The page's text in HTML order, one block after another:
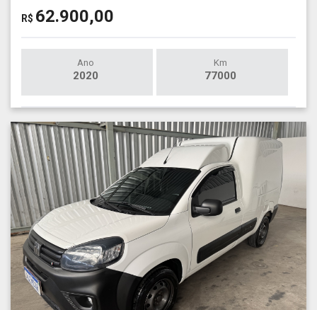
R$ 62.900,00
Ano
2020
Km
77000